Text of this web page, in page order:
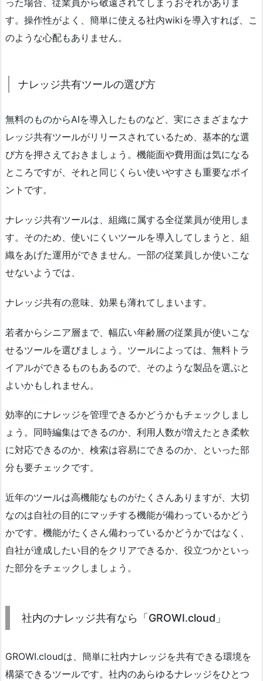
った場合、従業員から敬遠されてしまうおそれがありま
す。操作性がよく、簡単に使える社内wikiを導入すれば、こ
のような心配もありません。
ナレッジ共有ツールの選び方
無料のものからAIを導入したものなど、実にさまざまなナ
レッジ共有ツールがリリースされているため、基本的な選
び方を押さえておきましょう。機能面や費用面は気になる
ところですが、それと同じくらい使いやすさも重要なポイ
ントです。
ナレッジ共有ツールは、組織に属する全従業員が使用しま
す。そのため、使いにくいツールを導入してしまうと、組
織をあげた運用ができません。一部の従業員しか使いこな
せないようでは、
ナレッジ共有の意味、効果も薄れてしまいます。
若者からシニア層まで、幅広い年齢層の従業員が使いこな
せるツールを選びましょう。ツールによっては、無料トラ
イアルができるものもあるので、そのような製品を選ぶと
よいかもしれません。
効率的にナレッジを管理できるかどうかもチェックしまし
ょう。同時編集はできるのか、利用人数が増えたとき柔軟
に対応できるのか、検索は容易にできるのか、といった部
分も要チェックです。
近年のツールは高機能なものがたくさんありますが、大切
なのは自社の目的にマッチする機能が備わっているかどう
かです。機能がたくさん備わっているかどうかではなく、
自社が達成したい目的をクリアできるか、役立つかといっ
た部分をチェックしましょう。
社内のナレッジ共有なら「GROWI.cloud」
GROWI.cloudは、簡単に社内ナレッジを共有できる環境を
構築できるツールです。社内のあらゆるナレッジをひとつ